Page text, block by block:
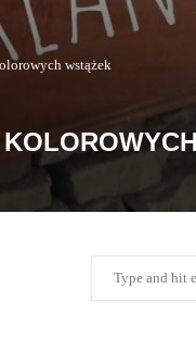
wstążek